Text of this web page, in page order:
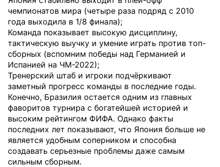
чемпионатов мира (четыре раза подряд с 2010
года выходила в 1/8 финала);
Команда показывает высокую дисциплину,
тактическую выучку и умение играть против топ-
сборных (вспомним победы над Германией и
Испанией на ЧМ-2022);
Тренерский штаб и игроки подчёркивают
заметный прогресс команды в последние годы.
Конечно, Бразилия остается одним из главных
фаворитов турнира с богатейшей историей и
высоким рейтингом ФИФА. Однако факты
последних лет показывают, что Япония больше не
является удобным соперником и способна
создавать серьезные проблемы даже самым
сильным сборным.